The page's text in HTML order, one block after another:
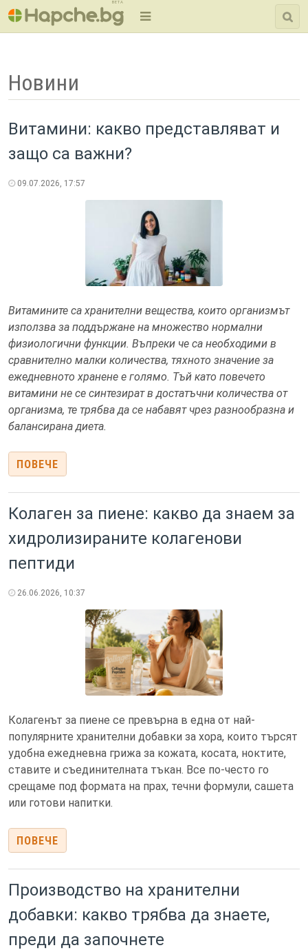
BETA
Новини
Витамини: какво представляват и
защо са важни?
09.07.2026, 17:57
Витамините са хранителни вещества, които организмът
използва за поддържане на множество нормални
физиологични функции. Въпреки че са необходими в
сравнително малки количества, тяхното значение за
ежедневното хранене е голямо. Тъй като повечето
витамини не се синтезират в достатъчни количества от
организма, те трябва да се набавят чрез разнообразна и
балансирана диета.
ПОВЕЧЕ
Колаген за пиене: какво да знаем за
хидролизираните колагенови
пептиди
26.06.2026, 10:37
Колагенът за пиене се превърна в една от най-
популярните хранителни добавки за хора, които търсят
удобна ежедневна грижа за кожата, косата, ноктите,
ставите и съединителната тъкан. Все по-често го
срещаме под формата на прах, течни формули, сашета
или готови напитки.
ПОВЕЧЕ
Производство на хранителни
добавки: какво трябва да знаете,
преди да започнете